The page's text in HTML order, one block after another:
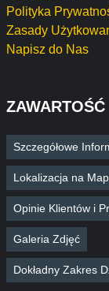
Polityka
Zasady
Napisz do Nas
ZAWARTOŚĆ
Szczegółowe
Lokalizacja na
Opinie Klientów i
Galeria Zdjęć
Dokładny Zakres